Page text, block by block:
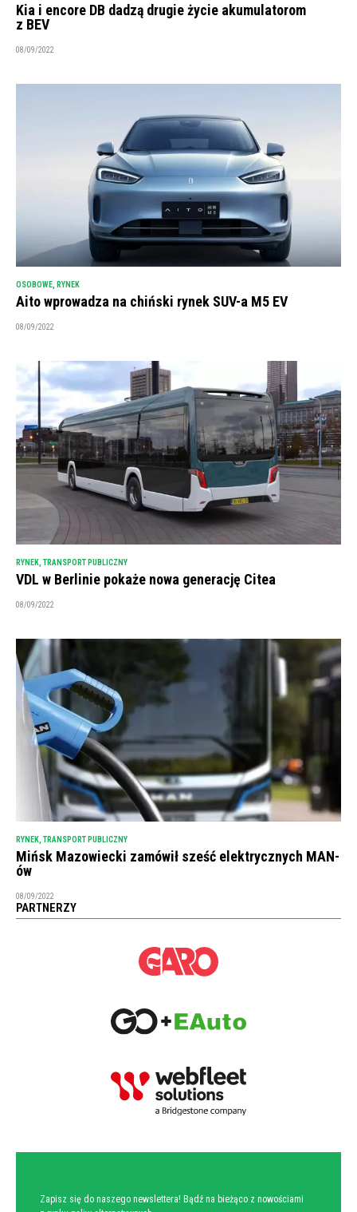
Kia i encore DB dadzą drugie życie akumulatorom
z BEV
08/09/2022
OSOBOWE, RYNEK
Aito wprowadza na chiński rynek SUV-a M5 EV
08/09/2022
RYNEK TRANSPORT PUBLICZNY
VDL w Berlinie pokaże nowa generację Citea
08/09/2022
RYNEK, TRANSPORT PUBLICZNY
Mińsk Mazowiecki zamówił sześć elektrycznych MAN-
ów
08/09/2022
PARTNERZY
Zapisz się do naszego newslettera! Bądź na bieżąco z nowościami